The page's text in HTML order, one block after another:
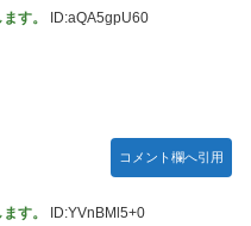
す。 ID:aQA5gpU60
コメント欄へ引用
す。 ID:YVnBMl5+0